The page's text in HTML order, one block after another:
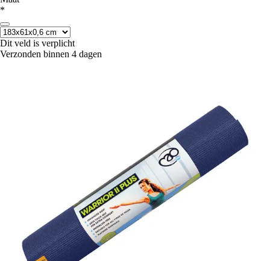
*
Dit veld is verplicht
Verzonden binnen 4 dagen